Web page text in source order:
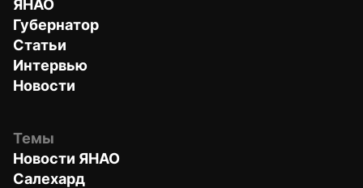
ЯНАО
Губернатор
Статьи
Интервью
Новости
Темы
Новости ЯНАО
Салехард